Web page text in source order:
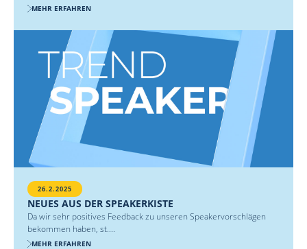
MEHR ERFAHREN
26.2.2025
NEUES AUS DER SPEAKERKISTE
Da wir sehr positives Feedback zu unseren Speakervorschlägen
bekommen haben, st....
MEHR ERFAHREN